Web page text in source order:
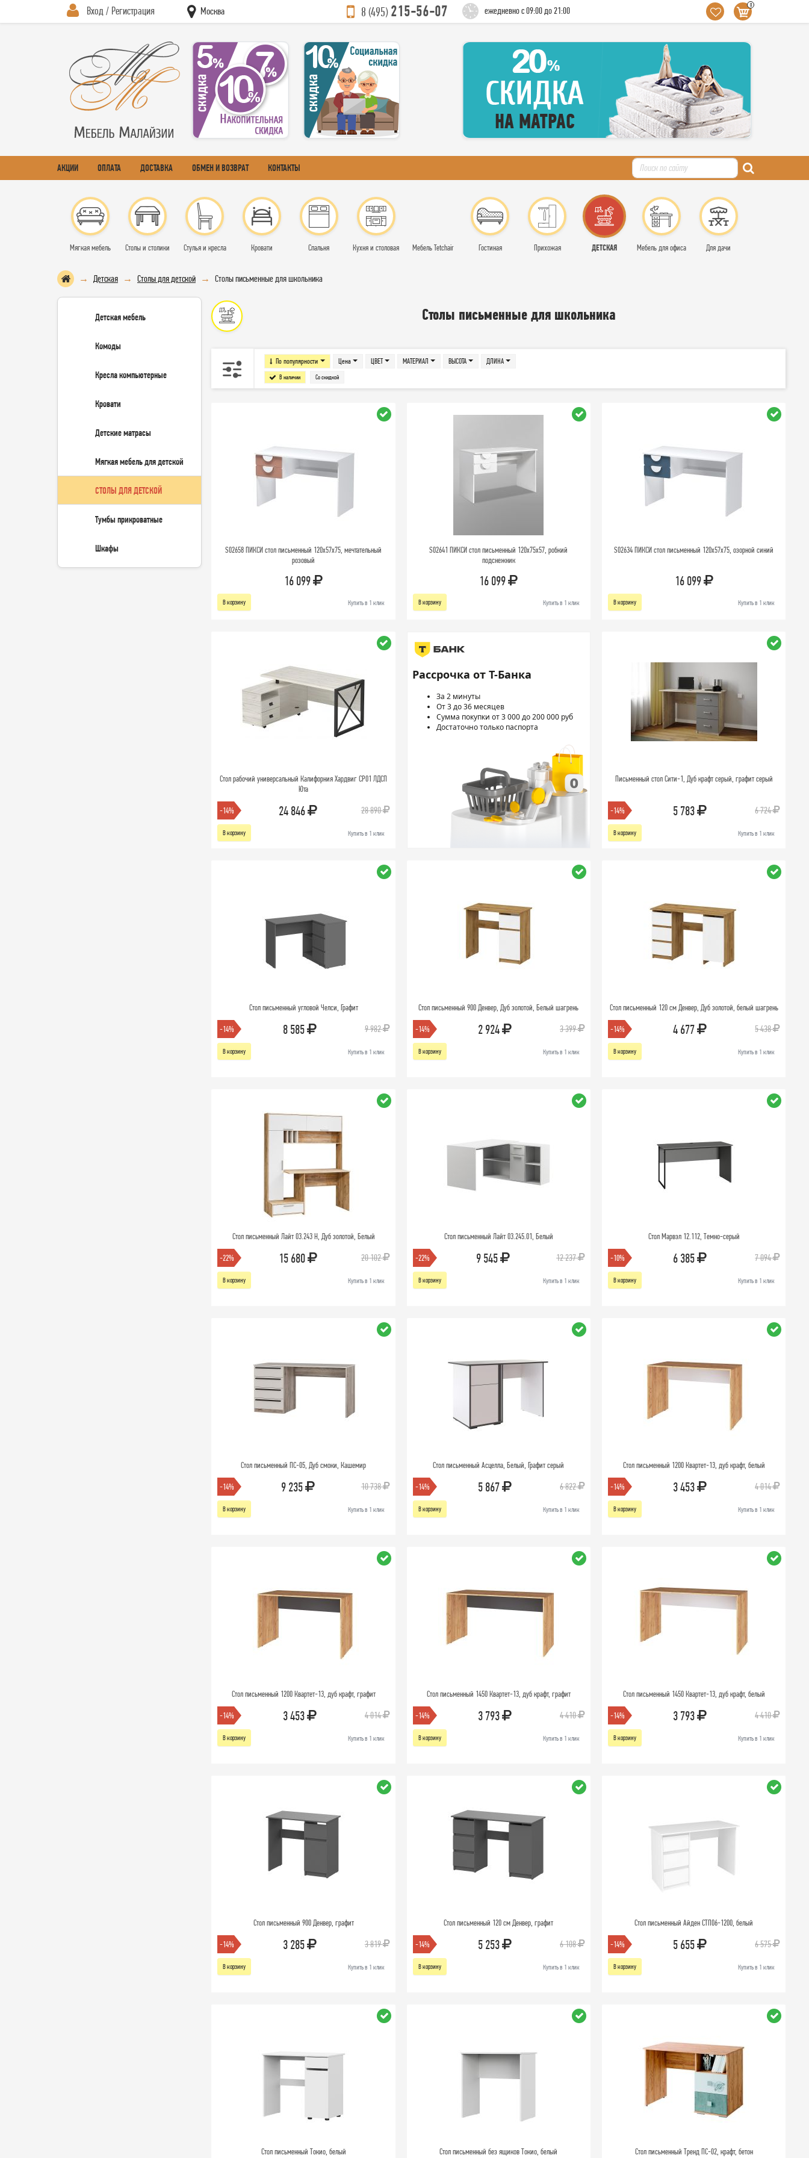
Вход / Регистрация Москва 8 (495)215-56-07 ежедневно с 09:00 до 21:00
0
АКЦИИ ОПЛАТА ДОСТАВКА ОБМЕН И ВОЗВРАТ КОНТАКТЫ
Мягкая мебель Столы и столики Стулья и кресла Кровати Спальня Кухня и столовая Мебель Tetchair Гостиная Прихожая ДЕТСКАЯ Мебель для офиса Для дачи
Детская Столы для детской Столы письменные для школьника
Детская мебель
Комоды
Кресла компьютерные
Кровати
Детские матрасы
Мягкая мебель для детской
СТОЛЫ ДЛЯ ДЕТСКОЙ
Тумбы прикроватные
Шкафы
Столы письменные для школьника
По популярности Цена
В наличии Со скидкой
ЦВЕТ МАТЕРИАЛ ВЫСОТА ДЛИНА
S02658 ПИКСИ стол письменный 120х57х75, мечтательный
розовый
16 099
В корзину Купить в 1 клик
S02641 ПИКСИ стол письменный 120х75х57, робкий
подснежник
16 099
В корзину Купить в 1 клик
S02634 ПИКСИ стол письменный 120х57х75, озорной синий
16 099
В корзину Купить в 1 клик
Стол рабочий универсальный Калифорния Хардвиг СР01 ЛДСП
Юта
-14% 24 846 28 890
В корзину Купить в 1 клик
Рассрочка от Т-Банка
За 2 минуты
От 3 до 36 месяцев
Сумма покупки от 3 000 до 200 000 руб
Достаточно только паспорта
Письменный стол Сити-1, Дуб крафт серый, графит серый
-14% 5 783 6 724
В корзину Купить в 1 клик
Стол письменный угловой Челси, Графит
-14% 8 585 9 982
В корзину Купить в 1 клик
Стол письменный 900 Денвер, Дуб золотой, Белый шагрень
-14% 2 924 3 399
В корзину Купить в 1 клик
Стол письменный 120 см Денвер, Дуб золотой, белый шагрень
-14% 4 677 5 438
В корзину Купить в 1 клик
Стол письменный Лайт 03.243 Н, Дуб золотой, Белый
-22% 15 680 20 102
В корзину Купить в 1 клик
Стол письменный Лайт 03.245.01, Белый
-22% 9 545 12 237
В корзину Купить в 1 клик
Стол Марвэл 12.112, Темно-серый
-10% 6 385 7 094
В корзину Купить в 1 клик
Стол письменный ПС-05, Дуб смоки, Кашемир
-14% 9 235 10 738
В корзину Купить в 1 клик
Стол письменный Асцелла, Белый, Графит серый
-14% 5 867 6 822
В корзину Купить в 1 клик
Стол письменный 1200 Квартет-13, дуб крафт, белый
-14% 3 453 4 014
В корзину Купить в 1 клик
Стол письменный 1200 Квартет-13, дуб крафт, графит
-14% 3 453 4 014
В корзину Купить в 1 клик
Стол письменный 1450 Квартет-13, дуб крафт, графит
-14% 3 793 4 410
В корзину Купить в 1 клик
Стол письменный 1450 Квартет-13, дуб крафт, белый
-14% 3 793 4 410
В корзину Купить в 1 клик
Стол письменный 900 Денвер, графит
-14% 3 285 3 819
В корзину Купить в 1 клик
Стол письменный 120 см Денвер, графит
-14% 5 253 6 108
В корзину Купить в 1 клик
Стол письменный Айден СТП06-1200, белый
-14% 5 655 6 575
В корзину Купить в 1 клик
Стол письменный Токио, белый Стол письменный без ящиков Токио, белый Стол письменный Тренд ПС-02, крафт, бетон